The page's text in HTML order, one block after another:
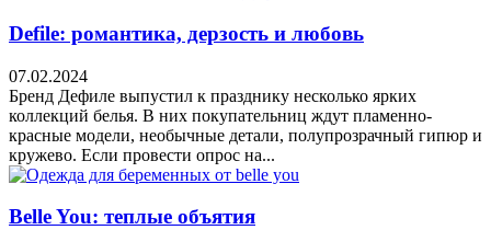
Defile: романтика, дерзость и любовь
07.02.2024
Бренд Дефиле выпустил к празднику несколько ярких
коллекций белья. В них покупательниц ждут пламенно-
красные модели, необычные детали, полупрозрачный гипюр и
кружево. Если провести опрос на...
Belle You: теплые объятия